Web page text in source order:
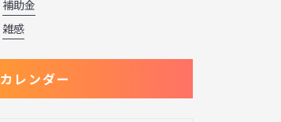
補助金
雑感
カレンダー